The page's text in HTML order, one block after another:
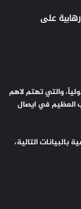
على
والتي تهتم لاهم
العظيم في ايصال
بالبيانات التالية،